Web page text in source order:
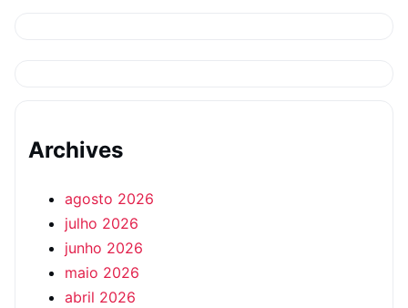
Archives
agosto 2026
julho 2026
junho 2026
maio 2026
abril 2026